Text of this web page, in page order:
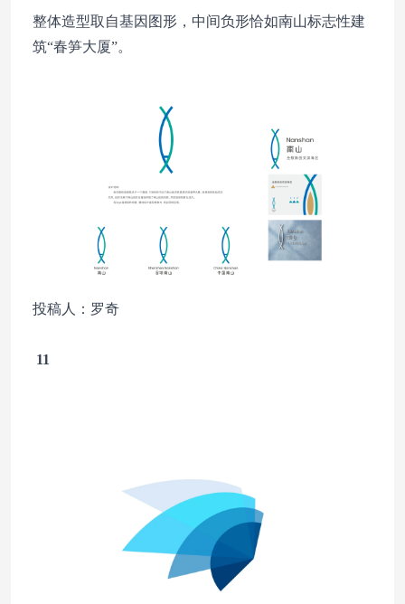
整体造型取自基因图形，中间负形恰如南山标志性建
筑“春笋大厦”。
投稿人：罗奇
11